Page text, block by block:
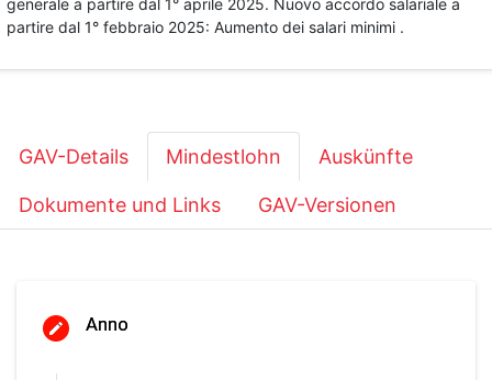
generale a partire dal 1° aprile 2025. Nuovo accordo salariale a
partire dal 1° febbraio 2025: Aumento dei salari minimi .
GAV-Details Mindestlohn Auskünfte
Dokumente und Links GAV-Versionen
Anno